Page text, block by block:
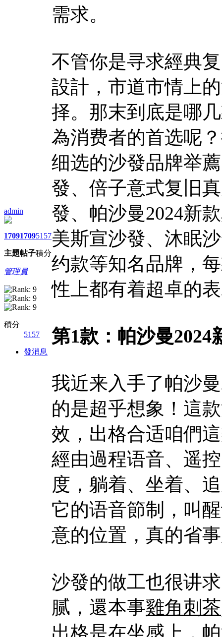
admin
1709
主題
1709
帖子
5157
積分
管理員
積分
5157
發消息
需求。
不管你是寻求經典
設計，市道市情上
择。那末到底是哪
為消费者的首选呢
细选的沙發品牌举
發、倍子意式复旧
發、帕沙曼2024新
美斯宣沙發、沐眠
约款等知名品牌，
性上都有着超卓的
第1款：帕沙曼2024
我近来入手了帕沙
的是超乎想象！這
效，出格合适咱們
經由過程语音、遥
度，躺着、坐着、
它的语音節制，叫
意的位置，真的省
沙發的做工也很讲
腻，還本事雞角刺茶
出格是在坐感上，